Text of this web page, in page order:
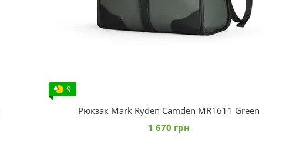
9
Рюкзак Mark Ryden Camden MR1611 Green
1 670 грн